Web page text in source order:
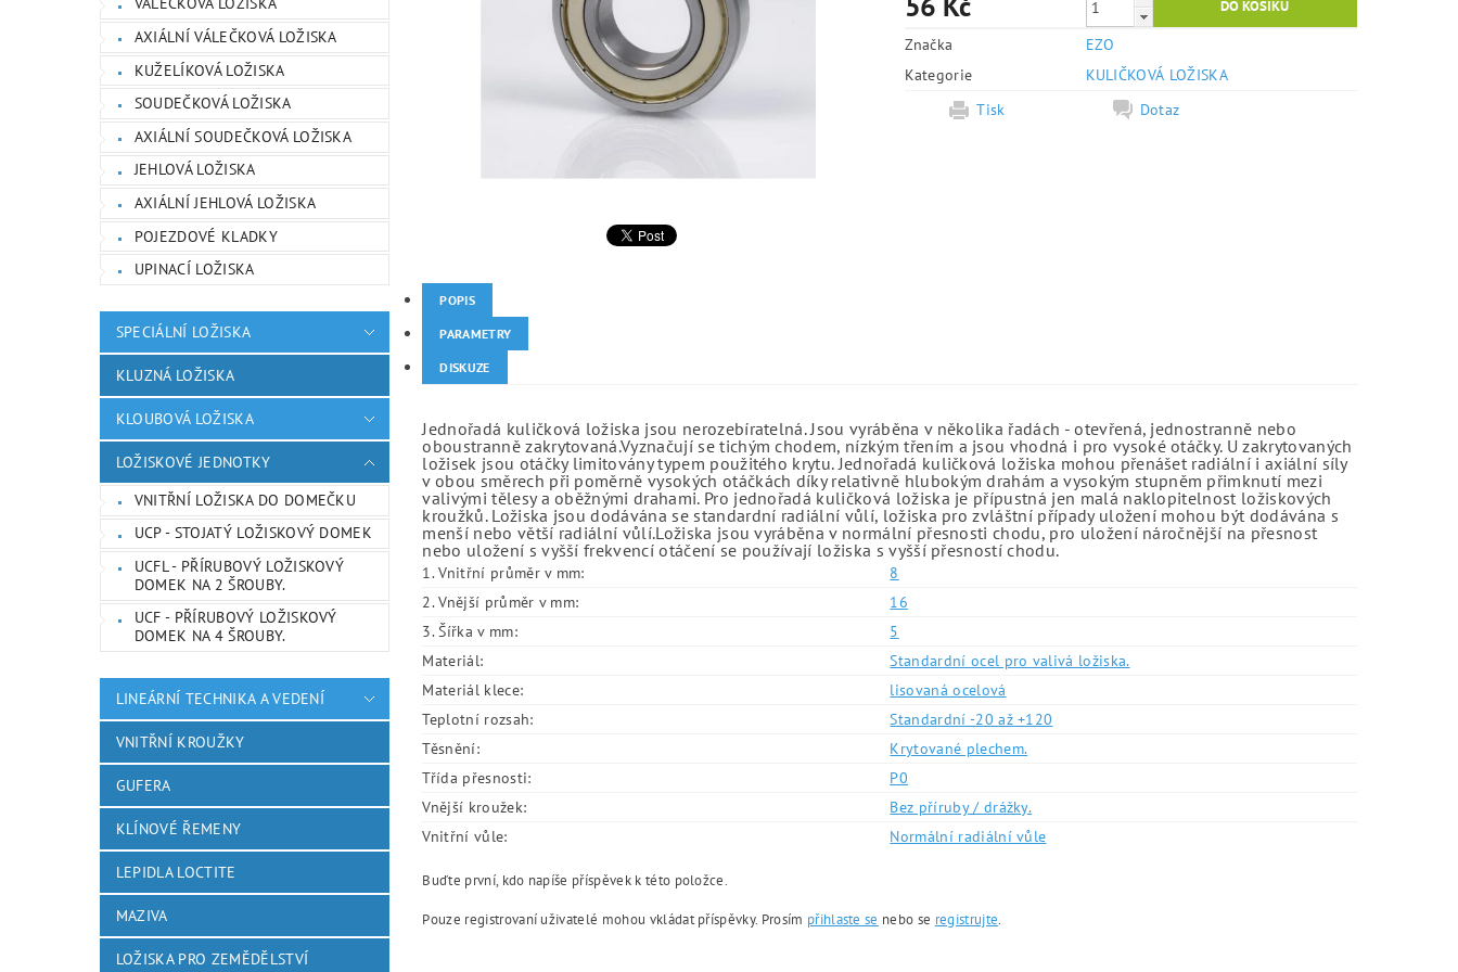
AXIÁLNÍ VÁLEČKOVÁ LOŽISKA
KUŽELÍKOVÁ LOŽISKA
SOUDEČKOVÁ LOŽISKA
AXIÁLNÍ SOUDEČKOVÁ LOŽISKA
JEHLOVÁ LOŽISKA
AXIÁLNÍ JEHLOVÁ LOŽISKA
POJEZDOVÉ KLADKY
UPINACÍ LOŽISKA
SPECIÁLNÍ LOŽISKA
KLUZNÁ LOŽISKA
KLOUBOVÁ LOŽISKA
LOŽISKOVÉ JEDNOTKY
VNITŘNÍ LOŽISKA DO DOMEČKU
UCP - STOJATÝ LOŽISKOVÝ DOMEK
UCFL - PŘÍRUBOVÝ LOŽISKOVÝ
DOMEK NA 2 ŠROUBY.
UCF - PŘÍRUBOVÝ LOŽISKOVÝ
DOMEK NA 4 ŠROUBY.
LINEÁRNÍ TECHNIKA A VEDENÍ
VNITŘNÍ KROUŽKY
GUFERA
KLÍNOVÉ ŘEMENY
LEPIDLA LOCTITE
MAZIVA
LOŽISKA PRO ZEMĚDĚLSTVÍ
Značka
EZO
Kategorie
KULIČKOVÁ LOŽISKA
Tisk
Dotaz
POPIS
PARAMETRY
DISKUZE
Jednořadá kuličková ložiska jsou nerozebíratelná. Jsou vyráběna v několika řadách - otevřená, jednostranně nebo
oboustranně zakrytovaná.Vyznačují se tichým chodem, nízkým třením a jsou vhodná i pro vysoké otáčky. U zakrytovaných
ložisek jsou otáčky limitovány typem použitého krytu. Jednořadá kuličková ložiska mohou přenášet radiální i axiální síly
v obou směrech při poměrně vysokých otáčkách díky relativně hlubokým drahám a vysokým stupněm přimknutí mezi
valivými tělesy a oběžnými drahami. Pro jednořadá kuličková ložiska je přípustná jen malá naklopitelnost ložiskových
kroužků. Ložiska jsou dodávána se standardní radiální vůlí, ložiska pro zvláštní případy uložení mohou být dodávána s
menší nebo větší radiální vůlí.Ložiska jsou vyráběna v normální přesnosti chodu, pro uložení náročnější na přesnost
nebo uložení s vyšší frekvencí otáčení se používají ložiska s vyšší přesností chodu.
1. Vnitřní průměr v mm:
8
2. Vnější průměr v mm:
16
3. Šířka v mm:
5
Materiál:
Standardní ocel pro valivá ložiska.
Materiál klece:
lisovaná ocelová
Teplotní rozsah:
Standardní -20 až +120
Těsnění:
Krytované plechem.
Třída přesnosti:
P0
Vnější kroužek:
Bez příruby / drážky.
Vnitřní vůle:
Normální radiální vůle
Buďte první, kdo napíše příspěvek k této položce.
Pouze registrovaní uživatelé mohou vkládat příspěvky. Prosím přihlaste se nebo se registrujte.